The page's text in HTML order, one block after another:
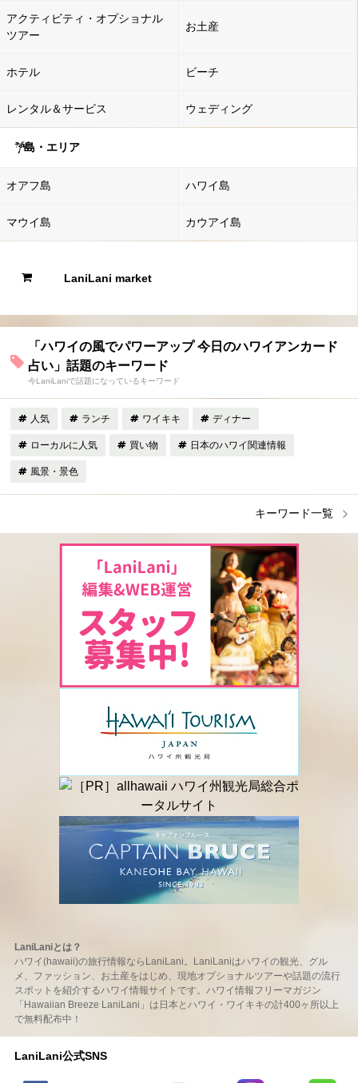
アクティビティ・オプショナル
ツアー
お土産
ホテル ビーチ
レンタル＆サービス ウェディング
島・エリア
オアフ島 ハワイ島
マウイ島 カウアイ島
LaniLani market
「ハワイの風でパワーアップ 今日のハワイアンカード
占い」話題のキーワード
今LaniLaniで話題になっているキーワード
人気 ランチ ワイキキ ディナー
ローカルに人気 買い物 日本のハワイ関連情報
風景・景色
キーワード一覧
LaniLaniとは？
ハワイ(hawaii)の旅行情報ならLaniLani。LaniLaniはハワイの観光、グル
メ、ファッション、お土産をはじめ、現地オプショナルツアーや話題の流行
スポットを紹介するハワイ情報サイトです。ハワイ情報フリーマガジン
「Hawaiian Breeze LaniLani」は日本とハワイ・ワイキキの計400ヶ所以上
で無料配布中！
LaniLani公式SNS